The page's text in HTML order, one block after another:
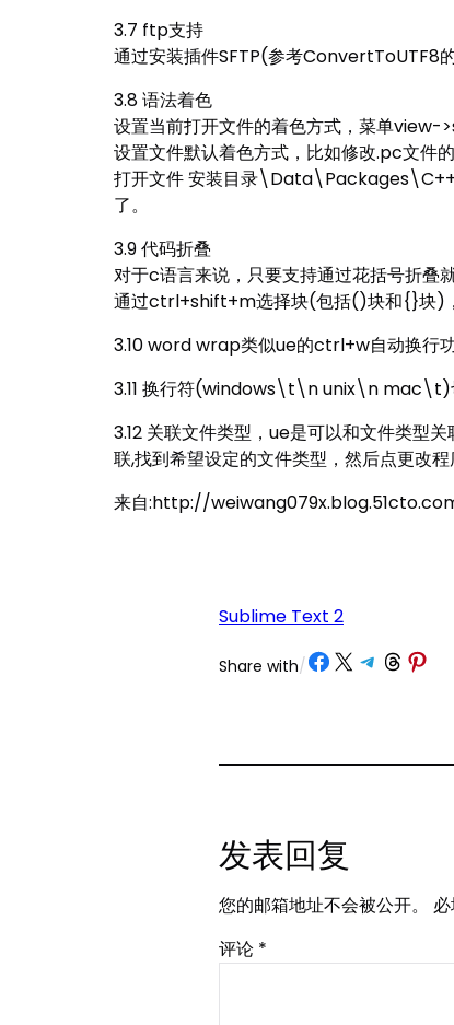
3.7 ftp支持
通过安装插件SFTP(参考ConvertToUTF8
3.8 语法着色
设置当前打开文件的着色方式，菜单view-
设置文件默认着色方式，比如修改.pc文件
打开文件 安装目录
了。
3.9 代码折叠
对于c语言来说，只要支持通过花括号折叠
通过ctrl+shift+m选择块(包括()块和{}块)
3.10 word wrap类似ue的ctrl+w自动换行
3.11 换行符(windows\t\n unix\n mac\t)
3.12 关联文件类型，ue是可以和文件类型
联,找到希望设定的文件类型，然后点更改
来自:http://
Sublime Text 2
Share with/ Share on Facebook
Share on X Share on Telegram
Share on Threads
Share on
发表回复
您的邮箱地址不会被公开。
评论 *